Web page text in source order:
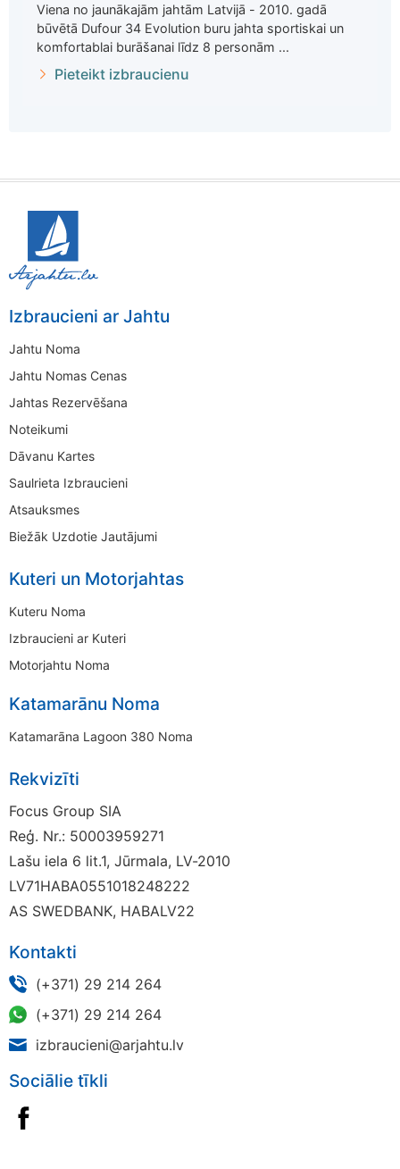
Viena no jaunākajām jahtām Latvijā - 2010. gadā
būvētā Dufour 34 Evolution buru jahta sportiskai un
komfortablai burāšanai līdz 8 personām ...
Pieteikt izbraucienu
Izbraucieni ar Jahtu
Jahtu Noma
Jahtu Nomas Cenas
Jahtas Rezervēšana
Noteikumi
Dāvanu Kartes
Saulrieta Izbraucieni
Atsauksmes
Biežāk Uzdotie Jautājumi
Kuteri un Motorjahtas
Kuteru Noma
Izbraucieni ar Kuteri
Motorjahtu Noma
Katamarānu Noma
Katamarāna Lagoon 380 Noma
Rekvizīti
Focus Group SIA
Reģ. Nr.: 50003959271
Lašu iela 6 lit.1, Jūrmala, LV-2010
LV71HABA0551018248222
AS SWEDBANK, HABALV22
Kontakti
(+371) 29 214 264
(+371) 29 214 264
izbraucieni@arjahtu.lv
Sociālie tīkli